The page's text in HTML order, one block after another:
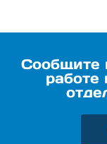
Сообщите